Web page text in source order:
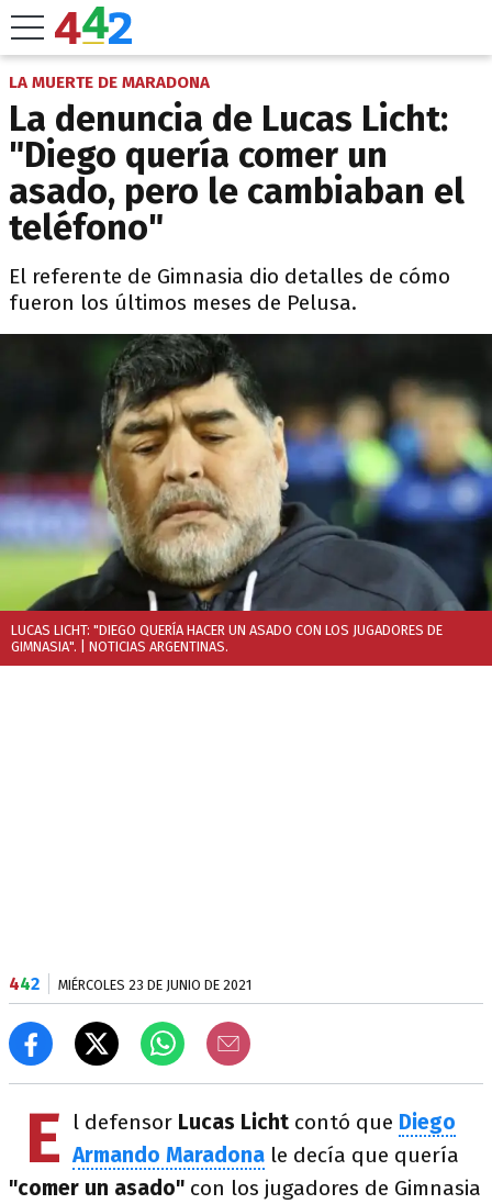
LA MUERTE DE MARADONA
La denuncia de Lucas Licht:
"Diego quería comer un
asado, pero le cambiaban el
teléfono"
El referente de Gimnasia dio detalles de cómo
fueron los últimos meses de Pelusa.
LUCAS LICHT: "DIEGO QUERÍA HACER UN ASADO CON LOS JUGADORES DE
GIMNASIA". | NOTICIAS ARGENTINAS.
442 MIÉRCOLES 23 DE JUNIO DE 2021
E l defensor Lucas Licht contó que Diego
Armando Maradona le decía que quería
"comer un asado" con los jugadores de Gimnasia